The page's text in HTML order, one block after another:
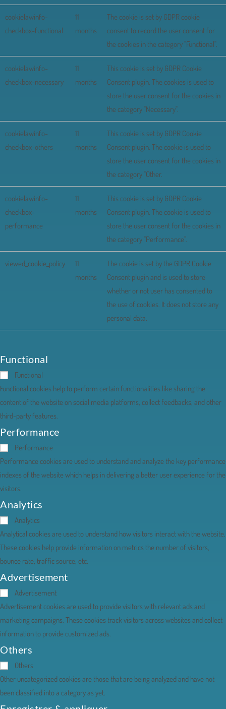
cookielawinfo-
checkbox-functional
11
months
The cookie is set by GDPR cookie
consent to record the user consent for
the cookies in the category "Functional".
cookielawinfo-
checkbox-necessary
11
months
This cookie is set by GDPR Cookie
Consent plugin. The cookies is used to
store the user consent for the cookies in
the category "Necessary".
cookielawinfo-
checkbox-others
11
months
This cookie is set by GDPR Cookie
Consent plugin. The cookie is used to
store the user consent for the cookies in
the category "Other.
cookielawinfo-
checkbox-
performance
11
months
This cookie is set by GDPR Cookie
Consent plugin. The cookie is used to
store the user consent for the cookies in
the category "Performance".
viewed_cookie_policy
11
months
The cookie is set by the GDPR Cookie
Consent plugin and is used to store
whether or not user has consented to
the use of cookies. It does not store any
personal data.
Functional
Functional
Functional cookies help to perform certain functionalities like sharing the
content of the website on social media platforms, collect feedbacks, and other
third-party features.
Performance
Performance
Performance cookies are used to understand and analyze the key performance
indexes of the website which helps in delivering a better user experience for the
visitors.
Analytics
Analytics
Analytical cookies are used to understand how visitors interact with the website.
These cookies help provide information on metrics the number of visitors,
bounce rate, traffic source, etc.
Advertisement
Advertisement
Advertisement cookies are used to provide visitors with relevant ads and
marketing campaigns. These cookies track visitors across websites and collect
information to provide customized ads.
Others
Others
Other uncategorized cookies are those that are being analyzed and have not
been classified into a category as yet.